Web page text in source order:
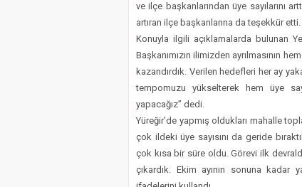
ve ilçe başkanlarından üye sayılarını
artıran ilçe başkanlarına da teşekkür etti.
Konuyla ilgili açıklamalarda bulunan
Başkanımızın ilimizden ayrılmasının
kazandırdık. Verilen hedefleri her ay
tempomuzu yükselterek hem üye
yapacağız” dedi.
Yüreğir’de yapmış oldukları mahalle
çok ildeki üye sayısını da geride
çok kısa bir süre oldu. Görevi ilk
çıkardık. Ekim ayının sonuna kadar